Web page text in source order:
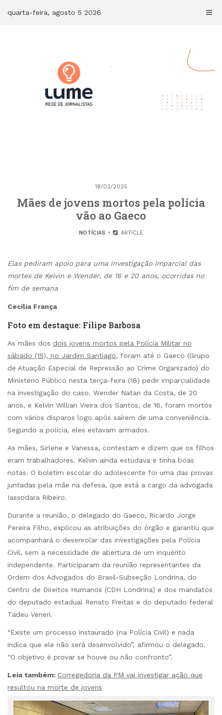
quarta-feira, agosto 5 2026
18/02/2025
Mães de jovens mortos pela polícia
vão ao Gaeco
NOTÍCIAS ARTICLE
Elas pediram apoio para uma investigação imparcial das
mortes de Kelvin e Wender, de 16 e 20 anos, ocorridas no
fim de semana
Cecília França
Foto em destaque: Filipe Barbosa
As mães dos dois jovens mortos pela Polícia Militar no
sábado (15), no Jardim Santiago, foram até o Gaeco (Grupo
de Atuação Especial de Repressão ao Crime Organizado) do
Ministério Público nesta terça-feira (18) pedir imparcialidade
na investigação do caso. Wender Natan da Costa, de 20
anos, e Kelvin Willian Vieira dos Santos, de 16, foram mortos
com vários disparos logo após saírem de uma conveniência.
Segundo a polícia, eles estavam armados.
As mães, Sirlene e Vanessa, contestam e dizem que os filhos
eram trabalhadores. Kelvin ainda estudava e tinha boas
notas. O boletim escolar do adolescente foi uma das provas
juntadas pela mãe na defesa, que está a cargo da advogada
Iassodara Ribeiro.
Durante a reunião, o delegado do Gaeco, Ricardo Jorge
Pereira Filho, explicou as atribuições do órgão e garantiu que
acompanhará o desenrolar das investigações pela Polícia
Civil, sem a necessidade de abertura de um inquérito
independente. Participaram da reunião representantes da
Ordem dos Advogados do Brasil-Subseção Londrina, do
Centro de Direitos Humanos (CDH Londrina) e dos mandatos
do deputado estadual Renato Freitas e do deputado federal
Tadeu Veneri.
“Existe um processo instaurado (na Polícia Civil) e nada
indica que ele não será desenvolvido”, afirmou o delegado.
“O objetivo é provar se houve ou não confronto”.
Leia também: Corregedoria da PM vai investigar ação que
resultou na morte de jovens